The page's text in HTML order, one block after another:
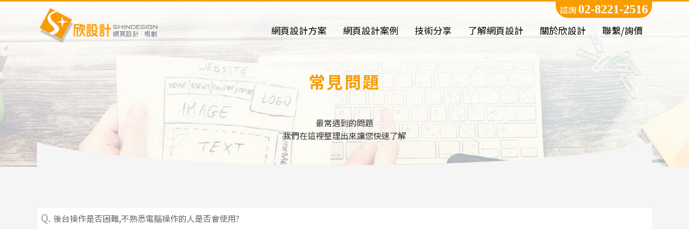
網頁設計方案 網頁設計案例 技術分享 了解網頁設計 關於欣設計 聯繫/詢價
諮詢 02-8221-2516
常見問題
最常遇到的問題
我們在這裡整理出來讓您快速了解
後台操作是否困難,不熟悉電腦操作的人是否會使用?